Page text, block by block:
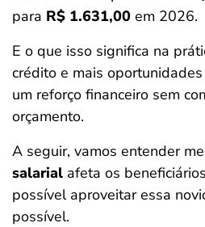
para R$ 1.631,00 em 2026.
E o que isso significa na
crédito e mais
um reforço financeiro sem
orçamento.
A seguir, vamos entender
salarial afeta os
possível aproveitar essa
possível.